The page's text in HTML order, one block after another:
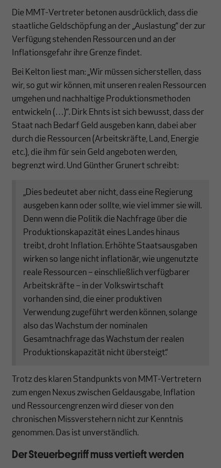
Die MMT-Vertreter betonen ausdrücklich, dass die
staatliche Geldschöpfung an der „Auslastung“ der zur
Verfügung stehenden Ressourcen und an der
Inflationsgefahr ihre Grenze findet.
Bei Kelton liest man: „Wir müssen sicherstellen, dass
wir, so gut wir können, mit unseren realen Ressourcen
umgehen und nachhaltige Produktionsmethoden
entwickeln (…)“. Dirk Ehnts ist sich bewusst, dass der
Staat nach Bedarf Geld ausgeben kann, dabei aber
durch die Ressourcen (Arbeitskräfte, Land, Energie
etc.), die ihm für sein Geld angeboten werden,
begrenzt wird. Und Günther Grunert schreibt:
„Dies bedeutet aber nicht, dass eine Regierung
ausgeben kann oder sollte, wie viel immer sie will.
Denn wenn die Politik die Nachfrage über die
Produktionskapazität eines Landes hinaus
treibt, droht Inflation. Erhöhte Staatsausgaben
wirken so lange nicht inflationär, wie ungenutzte
reale Ressourcen – einschließlich verfügbarer
Arbeitskräfte – in der Volkswirtschaft
vorhanden sind, die einer produktiven
Verwendung zugeführt werden können, solange
also das Wachstum der nominalen
Gesamtnachfrage das Wachstum der realen
Produktionskapazität nicht übersteigt.“
Trotz des klaren Standpunkts von MMT-Vertretern
zum engen Nexus zwischen Geldausgabe, Inflation
und Ressourcengrenzen wird dieser von den
chronischen Missverstehern nicht zur Kenntnis
genommen. Das ist unverständlich.
Der Steuerbegriff muss vertieft werden